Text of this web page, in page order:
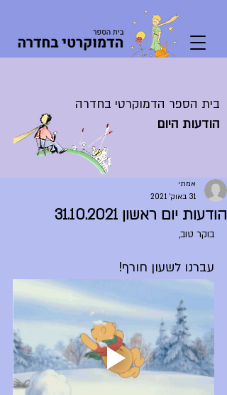
בית הספר הדמוקרטי בחדרה
הודעות היום
הודעות יום ראשון 31.10.2021
אמתי
31 באוק׳ 2021
בוקר טוב,
עברנו לשעון חורף!